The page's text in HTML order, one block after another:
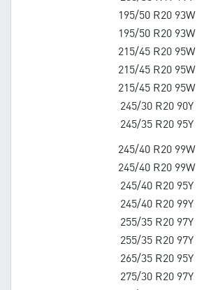
195/50 R20 93W
195/50 R20 93W
215/45 R20 95W
215/45 R20 95W
215/45 R20 95W
245/30 R20 90Y
245/35 R20 95Y
245/40 R20 99W
245/40 R20 99W
245/40 R20 95Y
245/40 R20 99Y
255/35 R20 97Y
255/35 R20 97Y
265/35 R20 95Y
275/30 R20 97Y